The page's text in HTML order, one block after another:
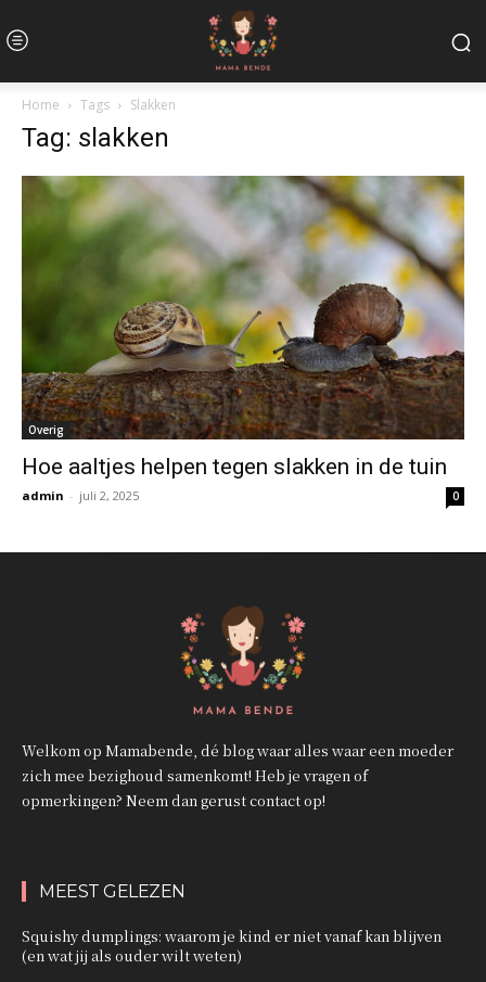
Home Tags Slakken
Tag: slakken
Overig
Hoe aaltjes helpen tegen slakken in de tuin
admin - juli 2, 2025 0
Welkom op Mamabende, dé blog waar alles waar een moeder
zich mee bezighoud samenkomt! Heb je vragen of
opmerkingen? Neem dan gerust contact op!
MEEST GELEZEN
Squishy dumplings: waarom je kind er niet vanaf kan blijven
(en wat jij als ouder wilt weten)